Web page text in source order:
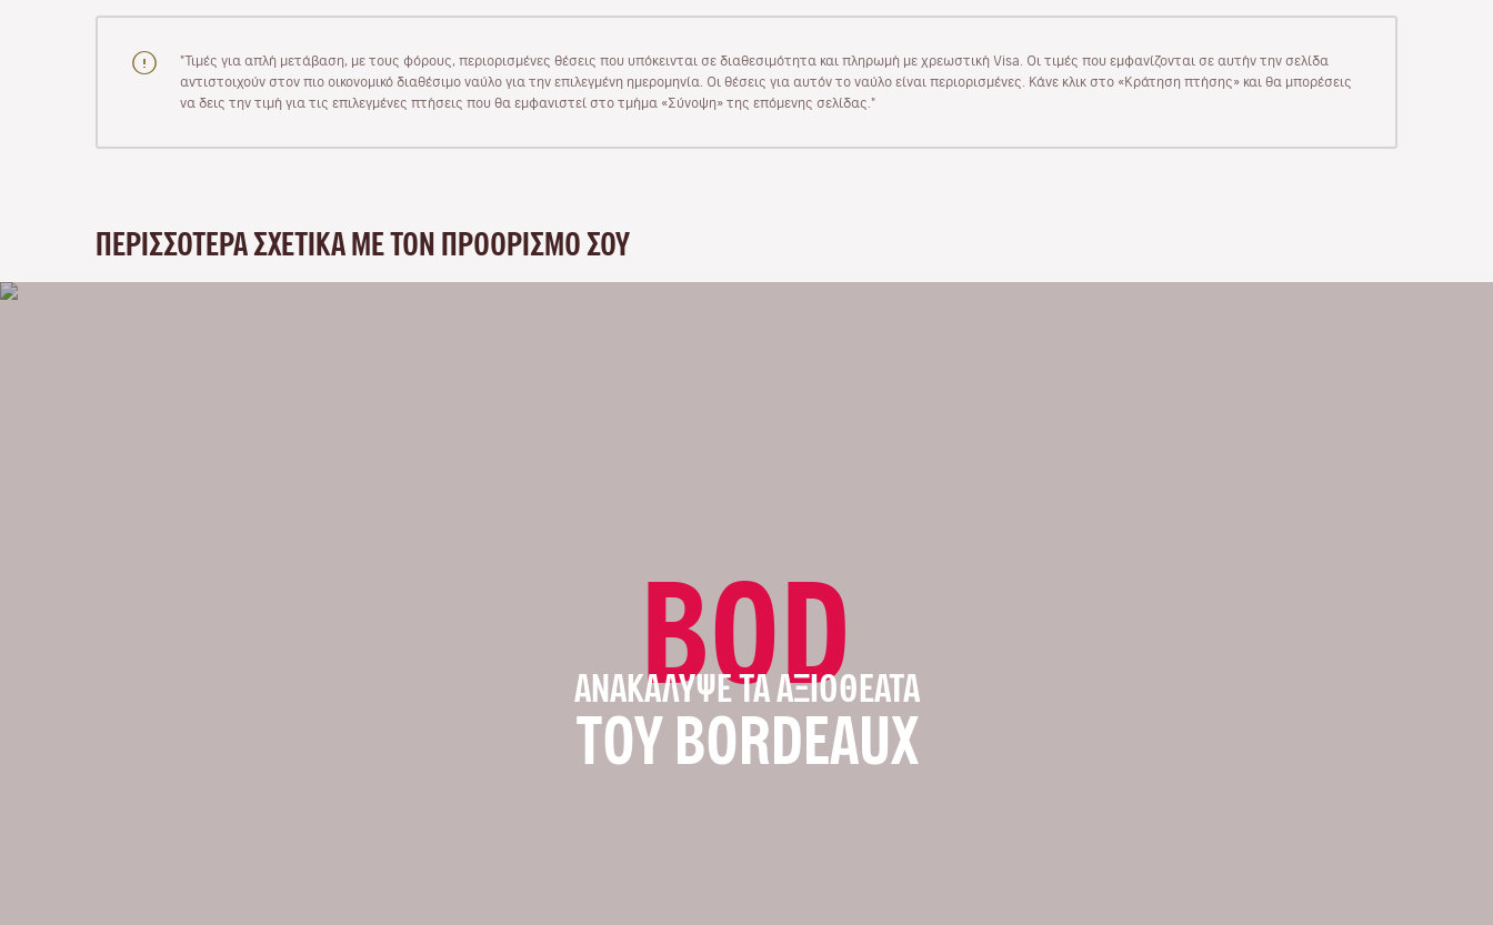
"Τιμές για απλή μετάβαση, με τους φόρους, περιορισμένες θέσεις που υπόκεινται σε διαθεσιμότητα και πληρωμή με χρεωστική Visa. Οι τιμές που εμφανίζονται σε αυτήν την σελίδα
αντιστοιχούν στον πιο οικονομικό διαθέσιμο ναύλο για την επιλεγμένη ημερομηνία. Οι θέσεις για αυτόν το ναύλο είναι περιορισμένες. Κάνε κλικ στο «Κράτηση πτήσης» και θα μπορέσεις
να δεις την τιμή για τις επιλεγμένες πτήσεις που θα εμφανιστεί στο τμήμα «Σύνοψη» της επόμενης σελίδας."
ΠΕΡΙΣΣΌΤΕΡΑ ΣΧΕΤΙΚΆ ΜΕ ΤΟΝ ΠΡΟΟΡΙΣΜΌ ΣΟΥ
BOD
ΑΝΑΚΆΛΥΨΕ ΤΑ ΑΞΙΟΘΈΑΤΑ
ΤΟΥ BORDEAUX